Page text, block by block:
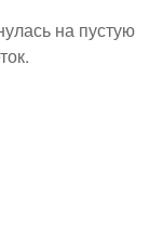
на пустую